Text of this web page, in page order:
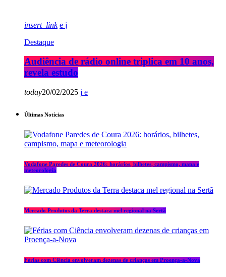
insert_link
Destaque
Audiência de rádio online triplica em 10 anos,
revela estudo
today20/02/2025
Últimas Notícias
Vodafone Paredes de Coura 2026: horários, bilhetes, campismo, mapa e
meteorologia
Mercado Produtos da Terra destaca mel regional na Sertã
Férias com Ciência envolveram dezenas de crianças em Proença-a-Nova